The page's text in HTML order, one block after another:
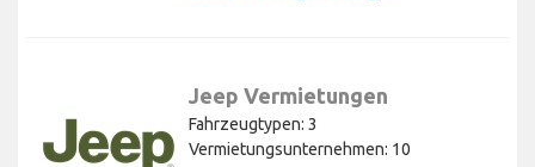
Jeep Vermietungen
Fahrzeugtypen: 3
Vermietungsunternehmen: 10